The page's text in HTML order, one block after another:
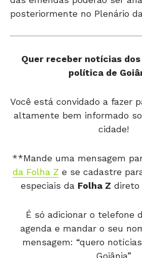
posteriormente no Plenário
Quer receber notícias
política de
Você está convidado a fazer
altamente bem informado
cidade!
**Mande uma mensagem
da Folha Z e se cadastre
especiais da Folha Z direto
É só adicionar o telefone
agenda e mandar o seu
mensagem: “quero
Goiânia”